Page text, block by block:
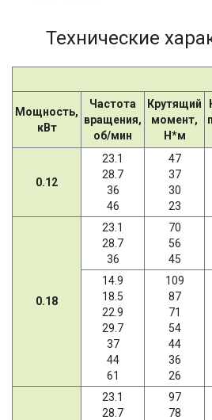
Технические
Мощность,
кВт
Частота
вращения,
об/мин
Крутящий
момент,
Н*м
0.12
23.1
28.7
36
46
47
37
30
23
0.18
23.1
28.7
36
70
56
45
14.9
18.5
22.9
29.7
37
44
61
109
87
71
54
44
36
26
23.1
28.7
97
78